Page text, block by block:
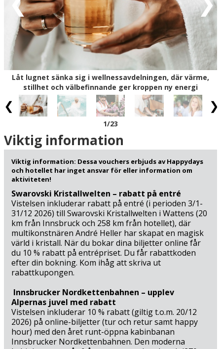
Området kring Murau i Steiermark är perfekt för både
aktivitet och lugn. Du kan ge dig ut på vandringar genom
gröna skogar och bergslandskap – till exempel upp till
Frauenalpe (10 km) med hisnande panoramautsikt, eller
utforska de natursköna stigarna runt Kreischberg (21
km). Den idylliska Murauer Rundwanderweg följer floden
Mur (700 m från hotellet) och kombinerar natur, ro och
historiska sevärdheter på ett avslappnat sätt. För
cyklister är området också perfekt: Murradweg följer
floden genom idylliska landskap, medan Kreischberg
Trails (21 km) och Frauenalpe Tour (10 km) bjuder på
uppförsbackar, nedförsbackar och storslagna vyer.
Golfspelare har flera möjligheter att njuta av en runda,
bland annat på Golf Club Murau Kreischberg (6 km), Golf
Club Grebenzen Mariahof (19 km) eller Golfclub Lungau
(45 km) – alla vackert belägna mitt i det natursköna
landskapet.
Förutom den vackra naturen och de många aktiviteterna
erbjuder Murau och omgivningarna en mängd kulturella
och historiska upplevelser. Din historiska stad Murau
med Schloss Murau och det lokala Brauerei Murau (300
m) andas medeltidscharm och autentisk steirisk kultur,
där du kan utforska smala gator och njuta av atmosfären
från en svunnen tid. Motorsportentusiaster kan uppleva
adrenalinet på nära håll vid Red Bull Ring i Spielberg (57
km), där Formel 1, MotoGP och DTM kör – och för dem
som vill testa själva finns möjlighet till körupplevelser på
banan. Naturupplevelserna fortsätter med
Nockalmstrasse (59 km), där panoramarutter erbjuder
storslagna vyer, medan Biosphärenpark Nockberge (84
km) lockar med högalpina vandringar och cykling i orörd
Låt lugnet sänka sig i wellnessavdelningen, där värme,
stillhet och välbefinnande ger kroppen ny energi
1/23
Viktig information
Viktig information: Dessa vouchers erbjuds av Happydays
och hotellet har inget ansvar för eller information om
aktiviteten!
Swarovski Kristallwelten – rabatt på entré
Vistelsen inkluderar rabatt på entré (i perioden 3/1-
31/12 2026) till Swarovski Kristallwelten i Wattens (20
km från Innsbruck och 258 km från hotellet), där
multikonstnären André Heller har skapat en magisk
värld i kristall. När du bokar dina biljetter online får
du 10 % rabatt på entrépriset. Du får rabattkoden
efter din bokning. Kom ihåg att skriva ut
rabattkupongen.
Innsbrucker Nordkettenbahnen – upplev
Alpernas juvel med rabatt
Vistelsen inkluderar 10 % rabatt (giltig t.o.m. 20/12
2026) på online-biljetter (tur och retur samt happy
hour) med den året runt-öppna kabinbanan
Innsbrucker Nordkettenbahnen. Den moderna